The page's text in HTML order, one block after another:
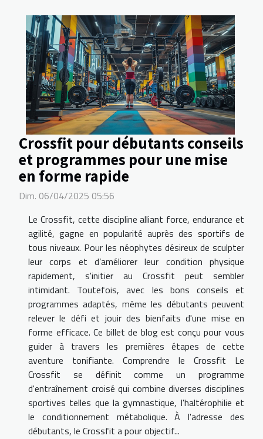
Crossfit pour débutants conseils
et programmes pour une mise
en forme rapide
Dim. 06/04/2025 05:56
Le Crossfit, cette discipline alliant force, endurance et
agilité, gagne en popularité auprès des sportifs de
tous niveaux. Pour les néophytes désireux de sculpter
leur corps et d’améliorer leur condition physique
rapidement, s'initier au Crossfit peut sembler
intimidant. Toutefois, avec les bons conseils et
programmes adaptés, même les débutants peuvent
relever le défi et jouir des bienfaits d'une mise en
forme efficace. Ce billet de blog est conçu pour vous
guider à travers les premières étapes de cette
aventure tonifiante. Comprendre le Crossfit Le
Crossfit se définit comme un programme
d'entraînement croisé qui combine diverses disciplines
sportives telles que la gymnastique, l'haltérophilie et
le conditionnement métabolique. À l'adresse des
débutants, le Crossfit a pour objectif...